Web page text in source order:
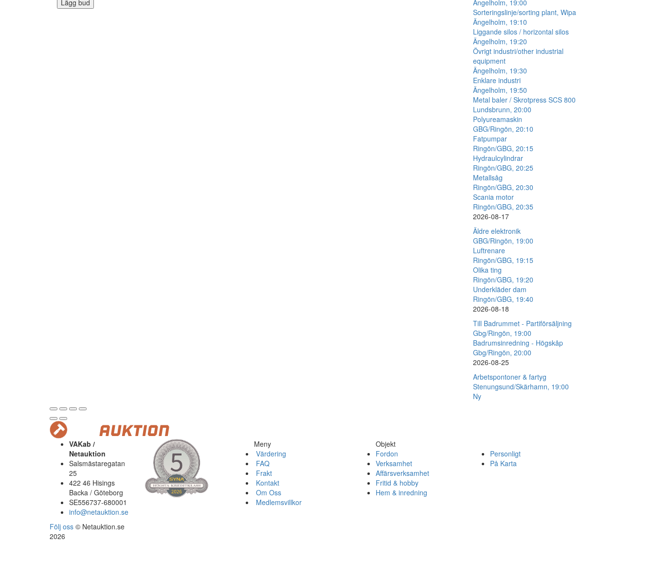
Lägg bud
Ängelholm, 19:00
Sorteringslinje/sorting plant, Wipa
Ängelholm, 19:10
Liggande silos / horizontal silos
Ängelholm, 19:20
Övrigt industri/other industrial
equipment
Ängelholm, 19:30
Enklare industri
Ängelholm, 19:50
Metal baler / Skrotpress SCS 800
Lundsbrunn, 20:00
Polyureamaskin
GBG/Ringön, 20:10
Fatpumpar
Ringön/GBG, 20:15
Hydraulcylindrar
Ringön/GBG, 20:25
Metallsåg
Ringön/GBG, 20:30
Scania motor
Ringön/GBG, 20:35
2026-08-17
Äldre elektronik
GBG/Ringön, 19:00
Luftrenare
Ringön/GBG, 19:15
Olika ting
Ringön/GBG, 19:20
Underkläder dam
Ringön/GBG, 19:40
2026-08-18
Till Badrummet - Partiförsäljning
Gbg/Ringön, 19:00
Badrumsinredning - Högskåp
Gbg/Ringön, 20:00
2026-08-25
Arbetspontoner & fartyg
Stenungsund/Skärhamn, 19:00
Ny
VAKab /
Netauktion
Salsmästaregatan
25
422 46 Hisings
Backa / Göteborg
SE556737-680001
info@netauktion.se
Följ oss © Netauktion.se
2026
Meny
Värdering
FAQ
Frakt
Kontakt
Om Oss
Medlemsvillkor
Objekt
Fordon
Verksamhet
Affärsverksamhet
Fritid & hobby
Hem & inredning
Personligt
På Karta